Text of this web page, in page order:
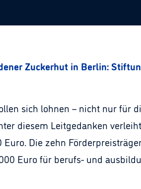
Zuckerhut in Berlin:
sich lohnen – nicht nur für
diesem Leitgedanken
Die zehn
Euro für berufs- und